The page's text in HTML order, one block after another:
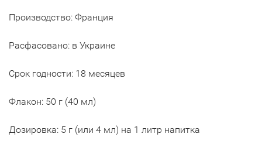
Производство: Франция
Расфасовано: в Украине
Срок годности: 18 месяцев
Флакон: 50 г (40 мл)
Дозировка: 5 г (или 4 мл) на 1 литр напитка